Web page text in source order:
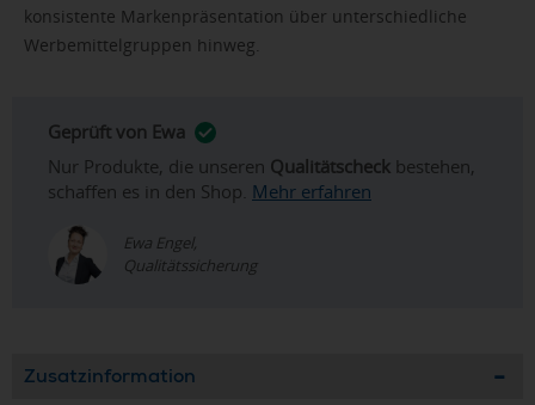
konsistente Markenpräsentation über unterschiedliche
Werbemittelgruppen hinweg.
Geprüft von Ewa
Nur Produkte, die unseren Qualitätscheck bestehen,
schaffen es in den Shop. Mehr erfahren
Ewa Engel,
Qualitätssicherung
Zusatzinformation